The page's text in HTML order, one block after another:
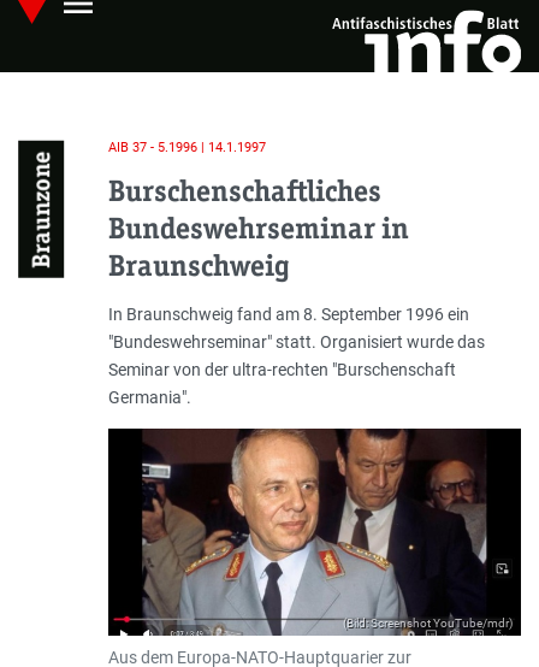
Skip
main
Hauptmenü öffnen
Braunzone
AIB 37 - 5.1996 | 14.1.1997
Burschenschaftliches
Bundeswehrseminar in
Braunschweig
Einleitung
In Braunschweig fand am 8. September 1996 ein
"Bundeswehrseminar" statt. Organisiert wurde das
Seminar von der ultra-rechten "Burschenschaft
Germania".
(Bild: Screenshot YouTube/mdr)
Aus dem Europa-NATO-Hauptquarier zur